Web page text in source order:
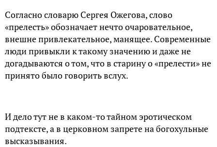
Согласно словарю Сергея Ожегова, слово
«прелесть» обозначает нечто очаровательное,
внешне привлекательное, манящее. Современные
люди привыкли к такому значению и даже не
догадываются о том, что в старину о «прелести» не
принято было говорить вслух.
И дело тут не в каком-то тайном эротическом
подтексте, а в церковном запрете на богохульные
высказывания.